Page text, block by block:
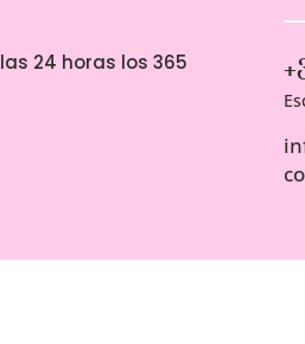
24 horas los 365